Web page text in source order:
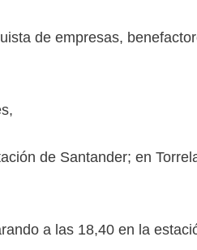
de empresas,
de Santander; en
a las 18,40 en la